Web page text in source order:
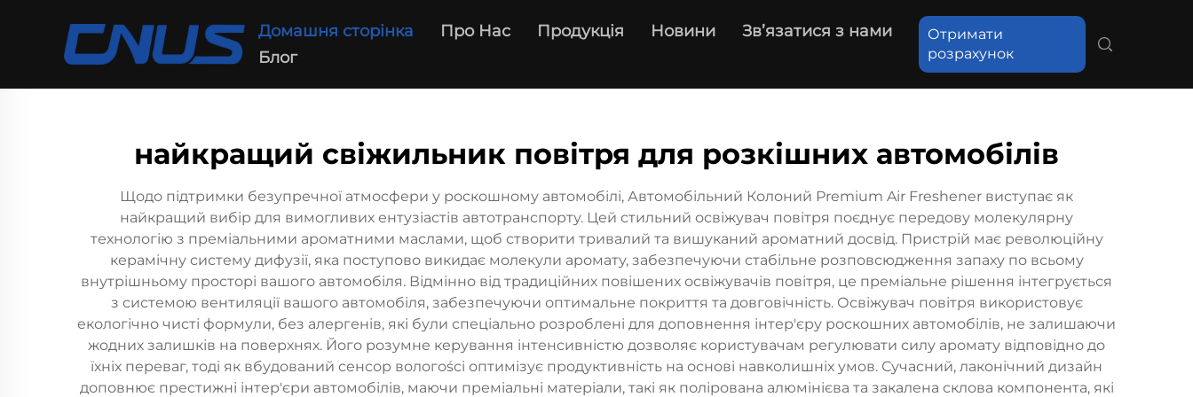
Домашня сторінка Про Нас Продукція Новини
Зв’язатися з нами
Блог
Отримати
розрахунок
найкращий свіжильник повітря для розкішних автомобілів
Щодо підтримки безупречної атмосфери у роскошному автомобілі, Автомобільний Колоний Premium Air Freshener виступає як
найкращий вибір для вимогливих ентузіастів автотранспорту. Цей стильний освіжувач повітря поєднує передову молекулярну
технологію з преміальними ароматними маслами, щоб створити тривалий та вишуканий ароматний досвід. Пристрій має революційну
керамічну систему дифузії, яка поступово викидає молекули аромату, забезпечуючи стабільне розповсюдження запаху по всьому
внутрішньому просторі вашого автомобіля. Відмінно від традиційних повішених освіжувачів повітря, це преміальне рішення інтегрується
з системою вентиляції вашого автомобіля, забезпечуючи оптимальне покриття та довговічність. Освіжувач повітря використовує
екологічно чисті формули, без алергенів, які були спеціально розроблені для доповнення інтер'єру роскошних автомобілів, не залишаючи
жодних залишків на поверхнях. Його розумне керування інтенсивністю дозволяє користувачам регулювати силу аромату відповідно до
їхніх переваг, тоді як вбудований сенсор вологоści оптимізує продуктивність на основі навколишніх умов. Сучасний, лаконічний дизайн
доповнює престижні інтер'єри автомобілів, маючи преміальні матеріали, такі як полірована алюмінієва та закалена склова компонента, які